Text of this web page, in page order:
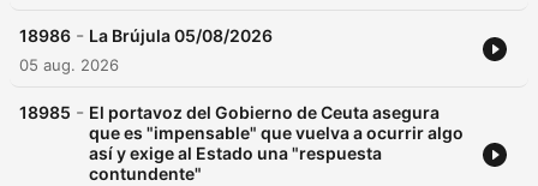
18986 - La Brújula 05/08/2026
05 aug. 2026
18985 - El portavoz del Gobierno de Ceuta asegura
que es "impensable" que vuelva a ocurrir algo
así y exige al Estado una "respuesta
contundente"